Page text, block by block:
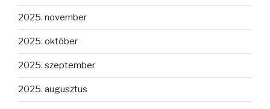
2025. november
2025. október
2025. szeptember
2025. augusztus